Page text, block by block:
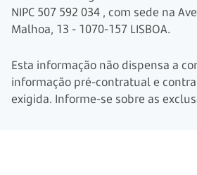
NIPC 507 592 034 , com sede na
Malhoa, 13 - 1070-157 LISBOA.
Esta informação não dispensa a
informação pré-contratual e
exigida. Informe-se sobre as